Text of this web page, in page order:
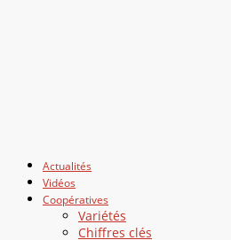
Actualités
Vidéos
Coopératives
Variétés
Chiffres clés